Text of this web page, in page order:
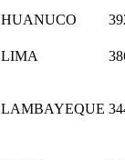
HUANUCO
LIMA
LAMBAYEQUE